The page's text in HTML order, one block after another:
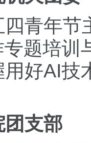
年节
题培训
好AI技
团支部